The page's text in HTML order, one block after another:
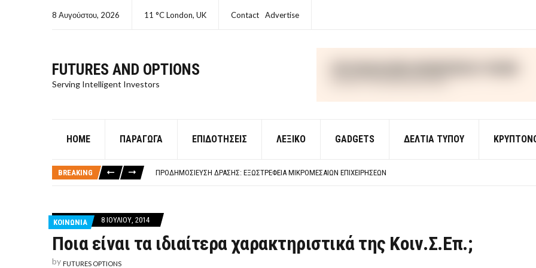
8 Αυγούστου, 2026 11 °C London, UK Contact Advertise
FUTURES AND OPTIONS
Serving Intelligent Investors
HOME ΠΑΡΆΓΩΓΑ ΕΠΙΔΟΤΉΣΕΙΣ ΛΕΞΙΚΌ GADGETS ΔΕΛΤΙΑ ΤΥΠΟΥ
BREAKING
ΠΡΟΔΗΜΟΣΊΕΥΣΗ ΔΡΆΣΗΣ: ΕΞΩΣΤΡΈΦΕΙΑ ΜΙΚΡΟΜΕΣΑΊΩΝ ΕΠΙΧΕΙΡΉΣΕΩΝ
ΤΑΜΕΊΟ ΜΙΚΡΟΠΙΣΤΏΣΕΩΝ ΣΥΧΝΈΣ ΕΡΩΤΉΣΕΙΣ ΑΠΑΝΤΉΣΕΙΣ
ΚΟΙΝΩΝΙΑ 8 ΙΟΥΛΊΟΥ, 2014
Ποια είναι τα ιδιαίτερα χαρακτηριστικά της Κοιν.Σ.Επ.;
by FUTURES OPTIONS